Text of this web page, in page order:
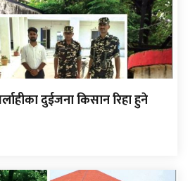
दुईजना किसान रिहा हुने